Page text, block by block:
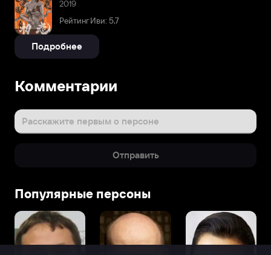
2019
Рейтинг Иви: 5,7
Подробнее
Комментарии
Расскажите первым о персоне
Отправить
Популярные персоны